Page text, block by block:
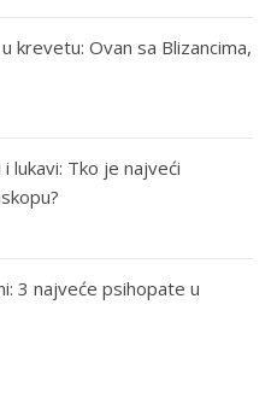
krevetu: Ovan sa Blizancima,
lukavi: Tko je najveći
3 najveće psihopate u